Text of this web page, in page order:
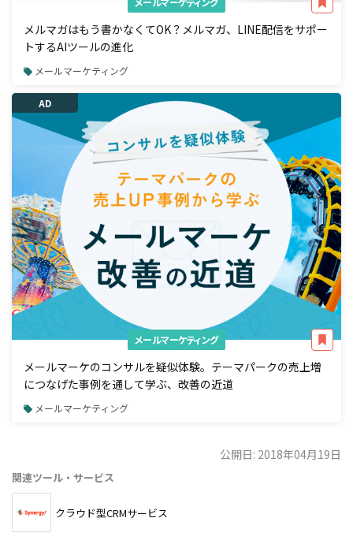
メルマガはもう書かなくてOK？メルマガ、LINE配信をサポー
トするAIツールの進化
メールマーケティング
AD
メールマーケティング
メールマーケのコンサルを疑似体験。テーマパークの売上増
につなげた事例を通して学ぶ、改善の近道
メールマーケティング
公開日: 2018年04月19日
関連ツール・サービス
クラウド型CRMサービス